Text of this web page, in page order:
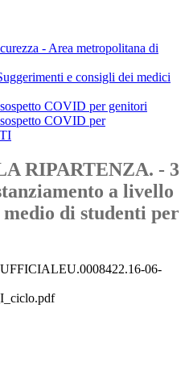
- Area metropolitana di
e consigli dei medici
COVID per genitori
COVID per
RIPARTENZA. - 3
a livello
di studenti per
06-